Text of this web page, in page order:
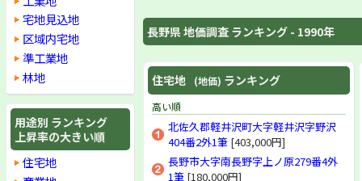
長野県 地価調査 ランキング - 1990年
住宅地 (地価) ランキング
高い順
北佐久郡軽井沢町大字軽井沢字野沢
404番2外1筆 [403,000円]
長野市大字南長野字上ノ原279番4外
1筆 [180,000円]
木曽郡上松町
木曽郡南木曽町
木曽郡楢川村
木曽郡木祖村
木曽郡日義村
木曽郡開田村
木曽郡三岳村
木曽郡王滝村
木曽郡大桑村
木曽郡山口村
東筑摩郡明科町
宅地見込地
区域内宅地
準工業地
林地
用途別 ランキング
上昇率の大きい順
住宅地